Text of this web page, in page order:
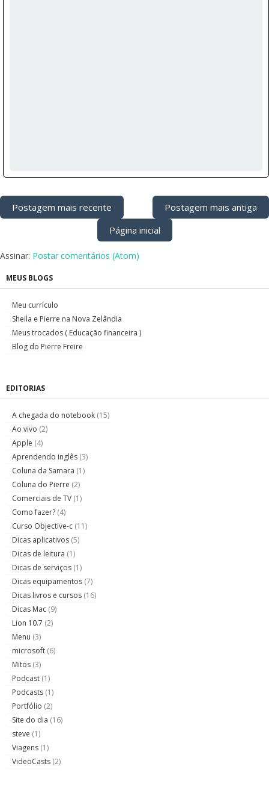
Postagem mais recente
Postagem mais antiga
Página inicial
Assinar: Postar comentários (Atom)
MEUS BLOGS
Meu currículo
Sheila e Pierre na Nova Zelândia
Meus trocados ( Educação financeira )
Blog do Pierre Freire
EDITORIAS
A chegada do notebook (15)
Ao vivo (2)
Apple (4)
Aprendendo inglês (3)
Coluna da Samara (1)
Coluna do Pierre (2)
Comerciais de TV (1)
Como fazer? (4)
Curso Objective-c (11)
Dicas aplicativos (5)
Dicas de leitura (1)
Dicas de serviços (1)
Dicas equipamentos (7)
Dicas livros e cursos (16)
Dicas Mac (9)
Lion 10.7 (2)
Menu (3)
microsoft (6)
Mitos (3)
Podcast (1)
Podcasts (1)
Portfólio (2)
Site do dia (16)
steve (1)
Viagens (1)
VideoCasts (2)